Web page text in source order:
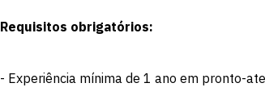
Requisitos obrigatórios:
- Experiência mínima de 1 ano em pronto-